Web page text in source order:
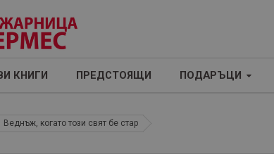
КНИГИ ПРЕДСТОЯЩИ ПОДАРЪЦИ
Веднъж, когато този свят бе стар